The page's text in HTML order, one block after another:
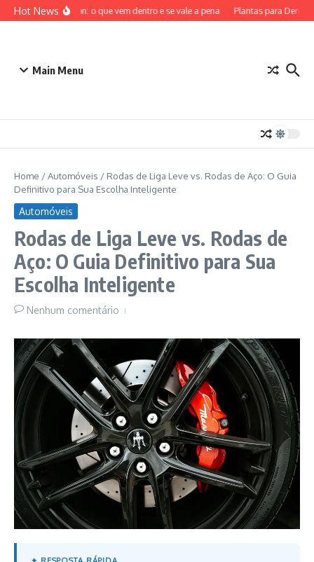
Ir para o conteúdo
Hot News
ETB Pokémon: o que vem dentro e se vale a pena Plantas para Dentro
Main Menu
Home /Automóveis / Rodas de Liga Leve vs. Rodas de Aço: O Guia
Definitivo para Sua Escolha Inteligente
Automóveis
Rodas de Liga Leve vs. Rodas de
Aço: O Guia Definitivo para Sua
Escolha Inteligente
Nenhum comentário